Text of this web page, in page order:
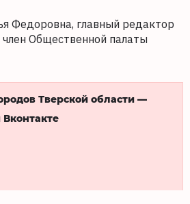
Федоровна, главный редактор
Общественной палаты
Тверской области —